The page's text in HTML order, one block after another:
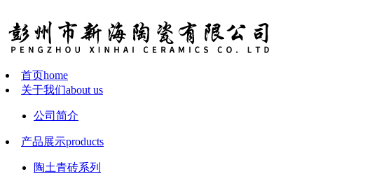
首页home
关于我们about us
公司简介
产品展示products
陶土青砖系列